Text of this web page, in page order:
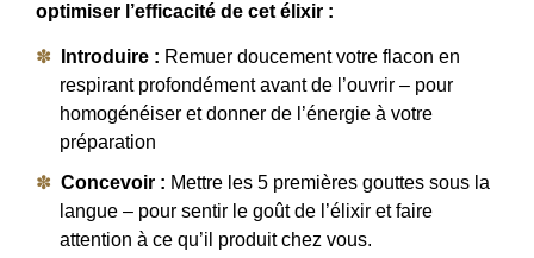
optimiser l’efficacité de cet élixir :
Introduire : Remuer doucement votre flacon en
respirant profondément avant de l’ouvrir – pour
homogénéiser et donner de l’énergie à votre
préparation
Concevoir : Mettre les 5 premières gouttes sous la
langue – pour sentir le goût de l’élixir et faire
attention à ce qu’il produit chez vous.